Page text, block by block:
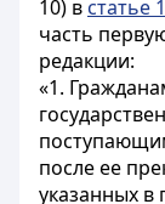
10) в статье
часть
редакции:
«1.
после ее
указанных в